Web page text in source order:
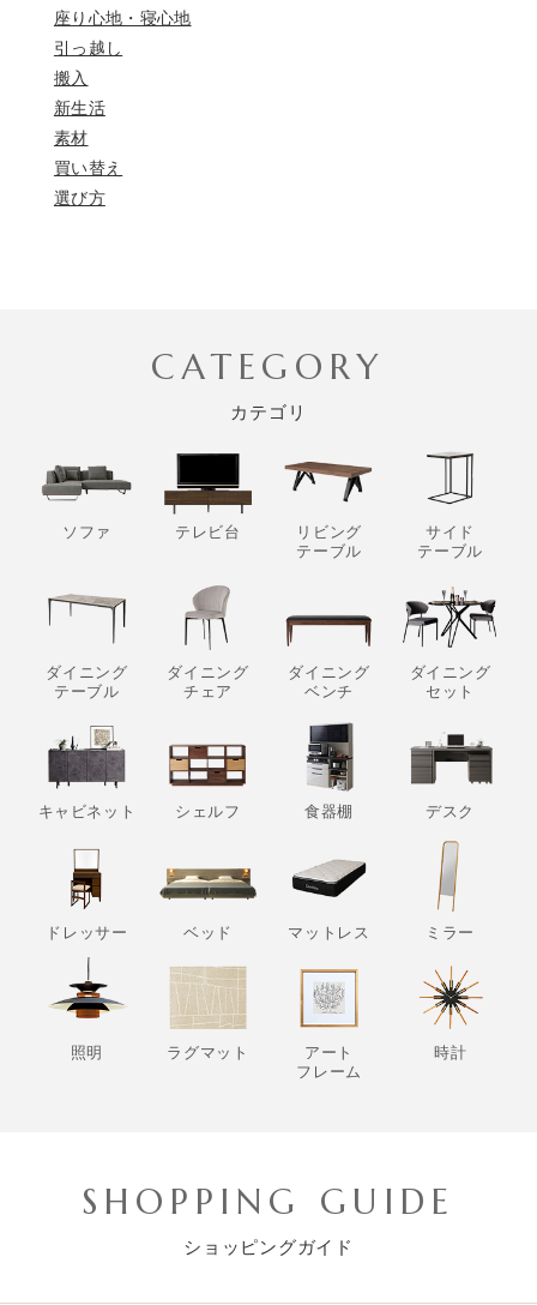
座り心地・寝心地
引っ越し
搬入
新生活
素材
買い替え
選び方
CATEGORY
カテゴリ
ソファ テレビ台
リビング
テーブル
サイド
テーブル
ダイニング
テーブル
ダイニング
チェア
ダイニング
ベンチ
ダイニング
セット
キャビネット シェルフ 食器棚 デスク
ドレッサー ベッド マットレス ミラー
照明 ラグマット
アート
フレーム
時計
SHOPPING GUIDE
ショッピングガイド